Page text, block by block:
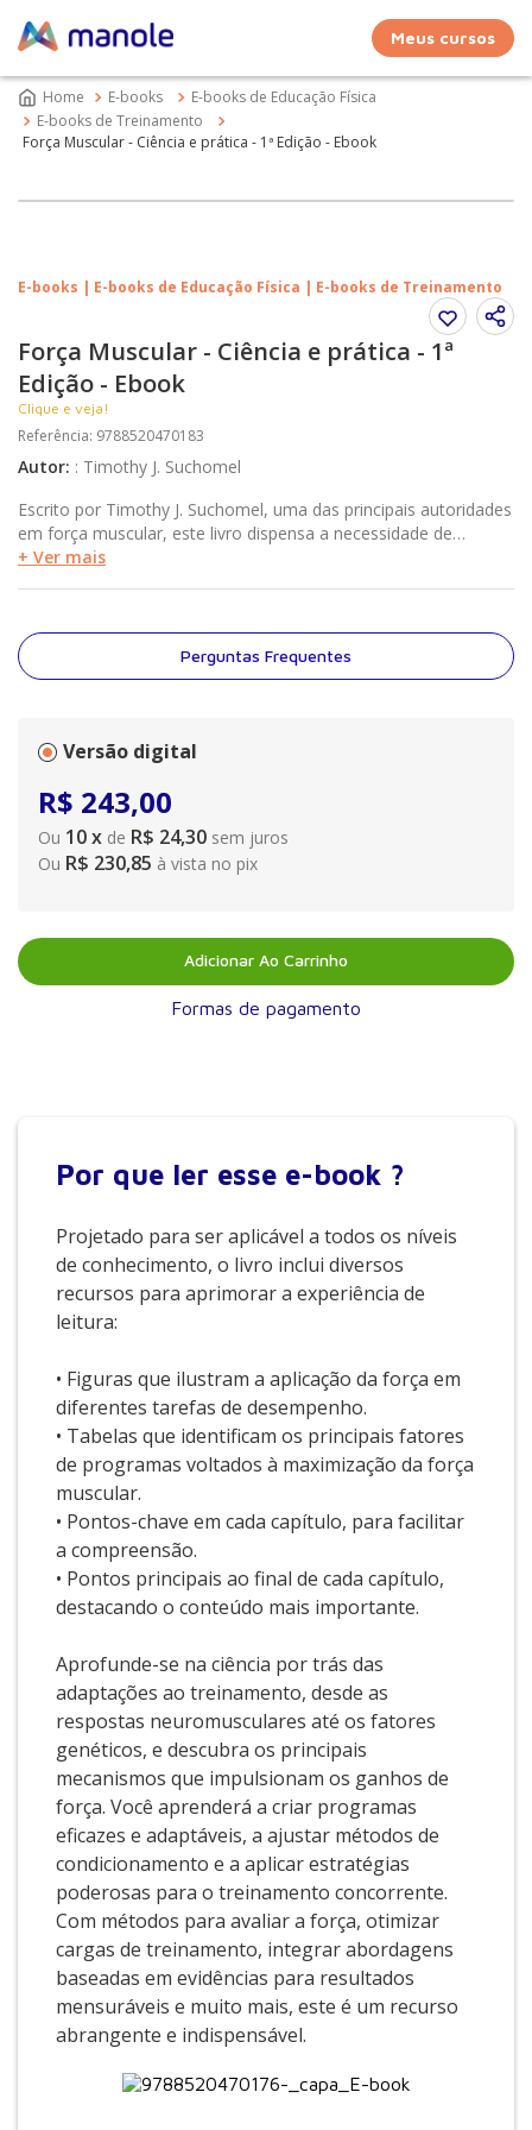
Meus cursos
E-books
E-books de Educação Física
E-books de Treinamento
Força Muscular - Ciência e prática - 1ª Edição - Ebook
E-books | E-books de Educação Física | E-books de Treinamento
Força Muscular - Ciência e prática - 1ª
Edição - Ebook
Clique e veja!
Referência: 9788520470183
Autor: : Timothy J. Suchomel
Escrito por Timothy J. Suchomel, uma das principais autoridades
em força muscular, este livro dispensa a necessidade de
consultar múltiplas fontes para entender as definições em
capítulos, este é o recurso mais completo sobre força muscular
disponível.
+ Ver mais
Perguntas Frequentes
Versão digital
R$ 243,00
Ou 10x de R$ 24,30 sem juros
Ou R$ 230,85 à vista no pix
Adicionar Ao Carrinho
Formas de pagamento
Por que ler esse e-book ?
Projetado para ser aplicável a todos os níveis
de conhecimento, o livro inclui diversos
recursos para aprimorar a experiência de
leitura:
• Figuras que ilustram a aplicação da força em
diferentes tarefas de desempenho.
• Tabelas que identificam os principais fatores
de programas voltados à maximização da força
muscular.
• Pontos-chave em cada capítulo, para facilitar
a compreensão.
• Pontos principais ao final de cada capítulo,
destacando o conteúdo mais importante.
Aprofunde-se na ciência por trás das
adaptações ao treinamento, desde as
respostas neuromusculares até os fatores
genéticos, e descubra os principais
mecanismos que impulsionam os ganhos de
força. Você aprenderá a criar programas
eficazes e adaptáveis, a ajustar métodos de
condicionamento e a aplicar estratégias
poderosas para o treinamento concorrente.
Com métodos para avaliar a força, otimizar
cargas de treinamento, integrar abordagens
baseadas em evidências para resultados
mensuráveis e muito mais, este é um recurso
abrangente e indispensável.